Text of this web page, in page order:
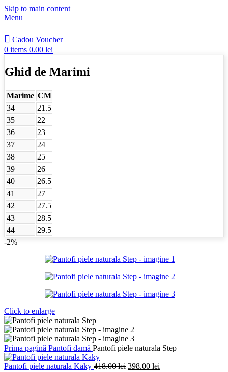
Skip to main content
Menu
Cadou Voucher
0 items 0.00 lei
Ghid de Marimi
Marime CM
34
21.5
35
22
36
23
37
24
38
25
39
26
40
26.5
41
27
42
27.5
43
28.5
44
29.5
-2%
Click to enlarge
Prima pagină Pantofi damă Pantofi piele naturala Step
Pantofi piele naturala Kaky 418.00lei Prețul
398.00 lei